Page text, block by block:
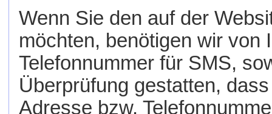
Wenn Sie den auf der
möchten, benötigen wir von
Telefonnummer für SMS,
Überprüfung gestatten,
Adresse bzw.